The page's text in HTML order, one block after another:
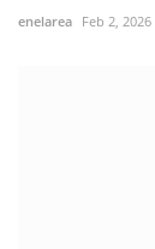
enelarea Feb 2, 2026